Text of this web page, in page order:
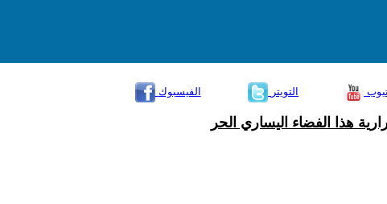
الفيسبوك
التويتر
هذا الفضاء اليساري الحر